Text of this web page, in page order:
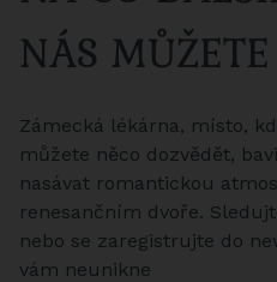
NÁS
Zámecká lékárna, místo,
můžete něco dozvědět,
nasávat romantickou
renesančním dvoře.
nebo se zaregistrujte do
vám neunikne